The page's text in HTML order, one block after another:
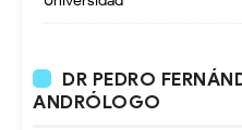
DR PEDRO
ANDRÓLOGO